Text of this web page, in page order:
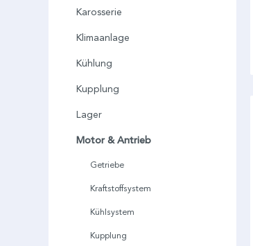
Karosserie
Klimaanlage
Kühlung
Kupplung
Lager
Motor & Antrieb
Getriebe
Kraftstoffsystem
Kühlsystem
Kupplung